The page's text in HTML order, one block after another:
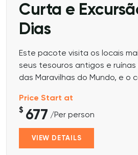
Curta e
Dias
Este pacote visita os locais
seus tesouros antigos e ruínas
das Maravilhas do Mundo, e o
Price Start at
$ 677 /Per person
VIEW DETAILS